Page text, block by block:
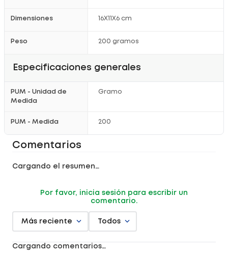
Dimensiones 16X11X6 cm
Peso 200 gramos
Especificaciones generales
PUM - Unidad de
Medida
Gramo
PUM - Medida 200
Comentarios
Cargando el resumen…
Por favor, inicia sesión para escribir un
comentario.
Más reciente Todos
Cargando comentarios…